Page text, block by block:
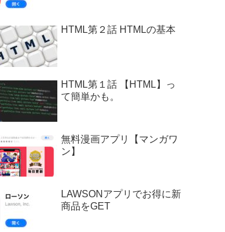
HTML第２話 HTMLの基本
HTML第１話 【HTML】っ
て簡単かも。
無料漫画アプリ【マンガワ
ン】
LAWSONアプリでお得に新
商品をGET